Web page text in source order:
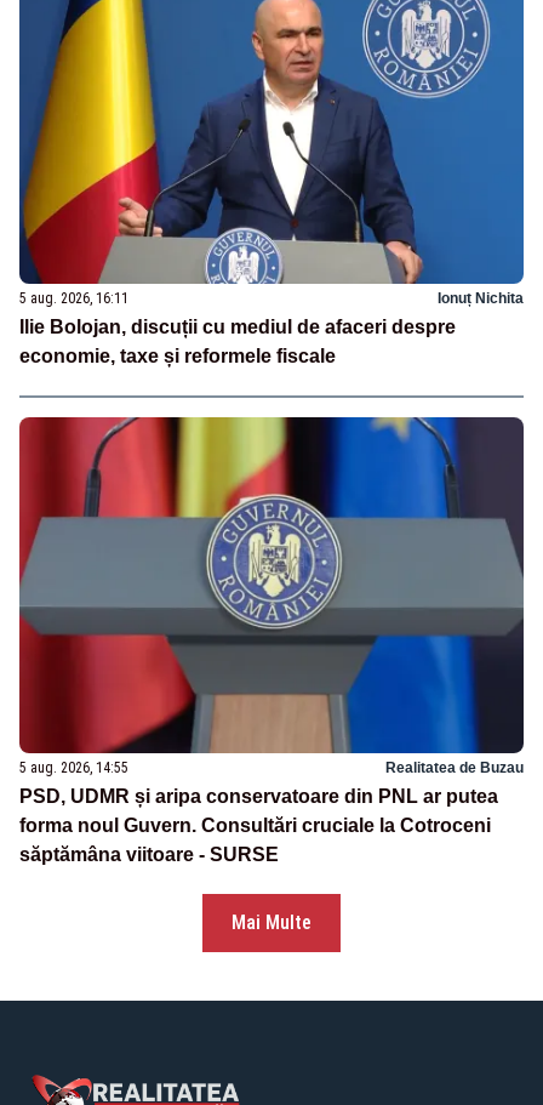
5 aug. 2026, 16:11 Ionuț Nichita
Ilie Bolojan, discuții cu mediul de afaceri despre
economie, taxe și reformele fiscale
5 aug. 2026, 14:55 Realitatea de Buzau
PSD, UDMR și aripa conservatoare din PNL ar putea
forma noul Guvern. Consultări cruciale la Cotroceni
săptămâna viitoare - SURSE
Mai Multe